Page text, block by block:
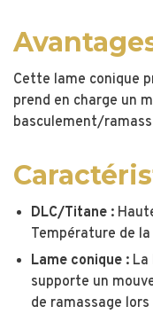
Cette lame conique
prend en charge un
basculement/
DLC/Titane :
Température de
Lame conique : La
supporte un
de ramassage lors